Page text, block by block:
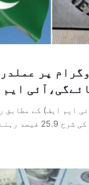
پر
ایم
ایم ایف) کے مطابق
رہنے کا…